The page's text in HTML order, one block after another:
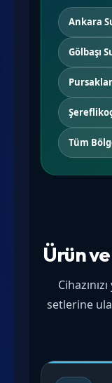
Ankara
Gölbaşı
Tüm
Ürün
setlerine